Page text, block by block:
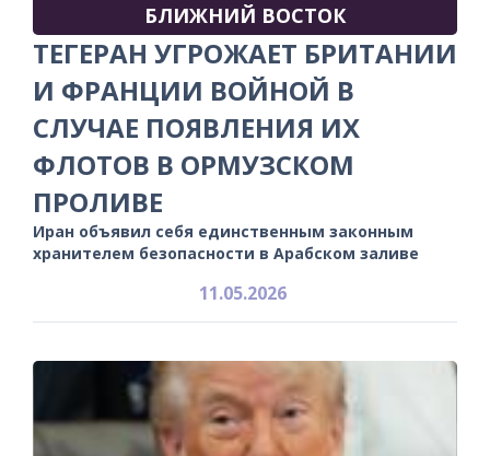
БЛИЖНИЙ ВОСТОК
ТЕГЕРАН УГРОЖАЕТ БРИТАНИИ
И ФРАНЦИИ ВОЙНОЙ В
СЛУЧАЕ ПОЯВЛЕНИЯ ИХ
ФЛОТОВ В ОРМУЗСКОМ
ПРОЛИВЕ
Иран объявил себя единственным законным
хранителем безопасности в Арабском заливе
11.05.2026